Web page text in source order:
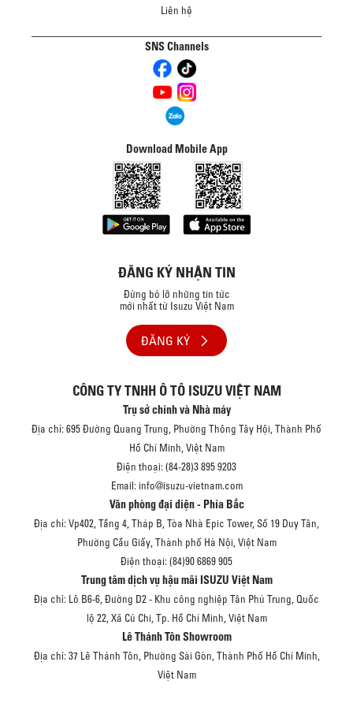
Liên hệ
SNS Channels
Download Mobile App
ĐĂNG KÝ NHẬN TIN
Đừng bỏ lỡ những tin tức
mới nhất từ Isuzu Việt Nam
ĐĂNG KÝ
CÔNG TY TNHH Ô TÔ ISUZU VIỆT NAM
Trụ sở chính và Nhà máy
Địa chỉ: 695 Đường Quang Trung, Phường Thông Tây Hội, Thành Phố
Hồ Chí Minh, Việt Nam
Điện thoại: (84-28)3 895 9203
Email: info@isuzu-vietnam.com
Văn phòng đại diện - Phía Bắc
Địa chỉ: Vp402, Tầng 4, Tháp B, Tòa Nhà Epic Tower, Số 19 Duy Tân,
Phường Cầu Giấy, Thành phố Hà Nội, Việt Nam
Điện thoại: (84)90 6869 905
Trung tâm dịch vụ hậu mãi ISUZU Việt Nam
Địa chỉ: Lô B6-6, Đường D2 - Khu công nghiệp Tân Phú Trung, Quốc
lộ 22, Xã Củ Chi, Tp. Hồ Chí Minh, Việt Nam
Lê Thánh Tôn Showroom
Địa chỉ: 37 Lê Thánh Tôn, Phường Sài Gòn, Thành Phố Hồ Chí Minh,
Việt Nam